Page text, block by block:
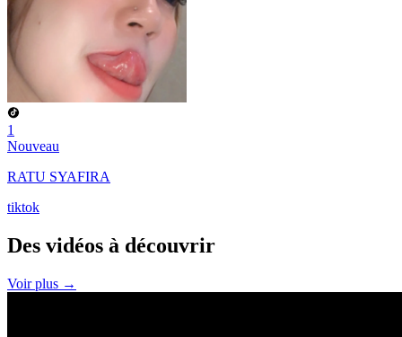
1
Nouveau
RATU SYAFIRA
tiktok
Des vidéos à découvrir
Voir plus →